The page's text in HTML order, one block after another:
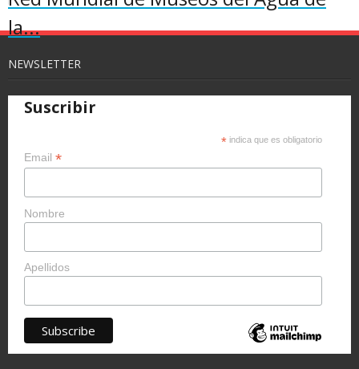
la...
NEWSLETTER
Suscribir
* indica que es obligatorio
Email *
Nombre
Apellidos